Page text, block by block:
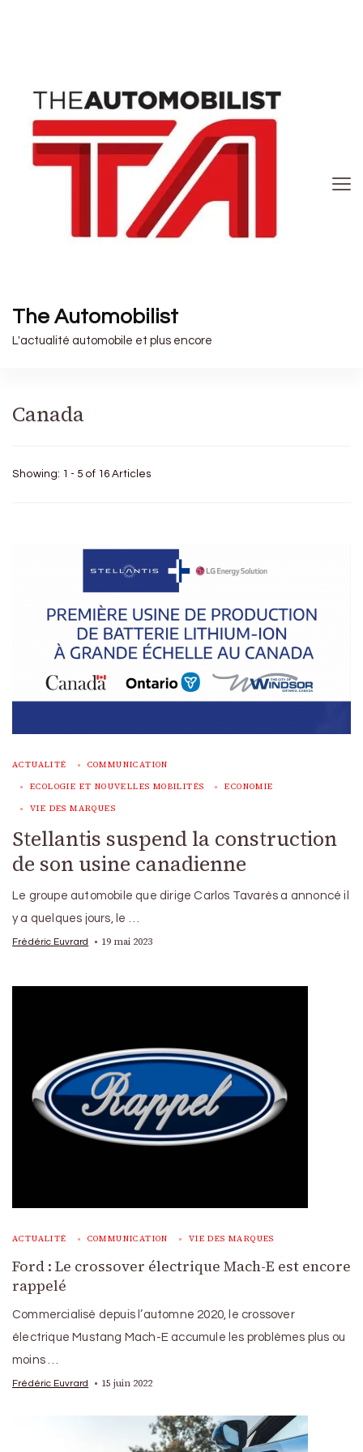
The Automobilist
L'actualité automobile et plus encore
Canada
Showing: 1 - 5 of 16 Articles
ACTUALITÉ COMMUNICATION
ECOLOGIE ET NOUVELLES MOBILITÉS ECONOMIE
VIE DES MARQUES
Stellantis suspend la construction
de son usine canadienne
Le groupe automobile que dirige Carlos Tavarès a annoncé il
y a quelques jours, le …
Frédéric Euvrard 19 mai 2023
ACTUALITÉ COMMUNICATION VIE DES MARQUES
Ford : Le crossover électrique Mach-E est encore
rappelé
Commercialisé depuis l’automne 2020, le crossover
électrique Mustang Mach-E accumule les problèmes plus ou
moins …
Frédéric Euvrard 15 juin 2022